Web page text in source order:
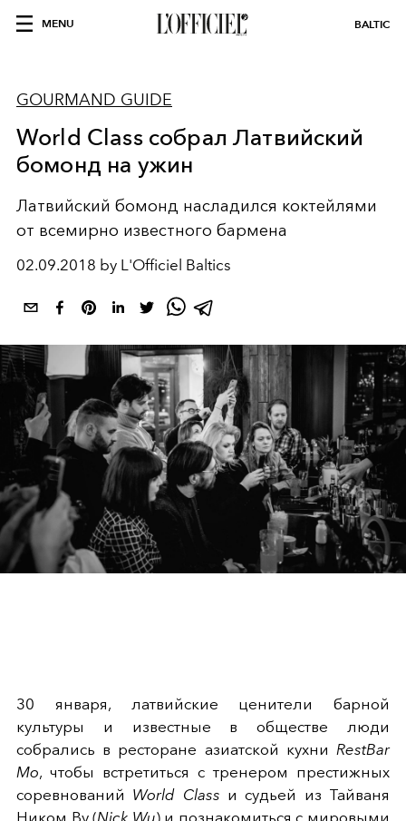
MENU BALTIC
GOURMAND GUIDE
World Class собрал Латвийский
бомонд на ужин
Латвийский бомонд насладился коктейлями
от всемирно известного бармена
02.09.2018 by L'Officiel Baltics
30 января, латвийские ценители барной
культуры и известные в обществе люди
собрались в ресторане азиатской кухни RestBar
Mo, чтобы встретиться с тренером престижных
соревнований World Class и судьей из Тайваня
Ником Ву (Nick Wu) и познакомиться с мировыми